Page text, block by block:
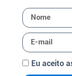
Eu aceito